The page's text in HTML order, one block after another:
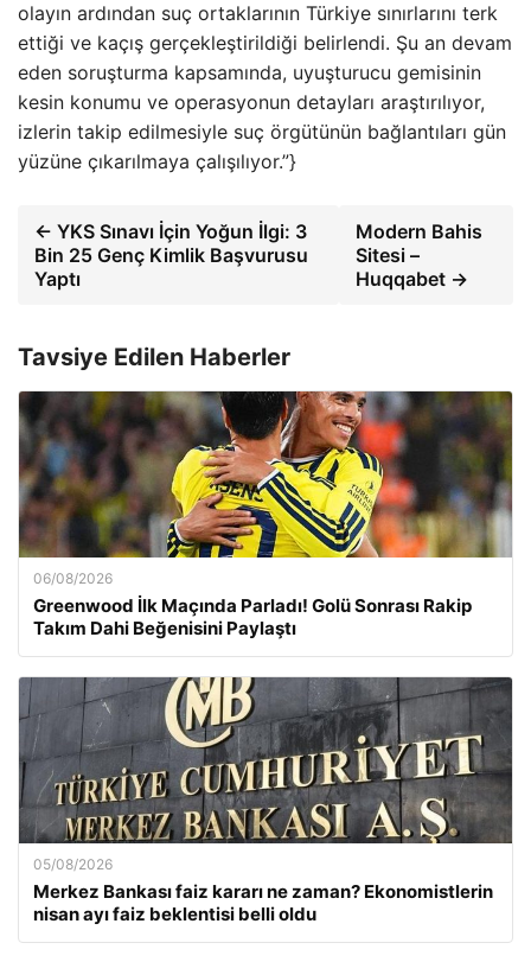
olayın ardından suç ortaklarının Türkiye sınırlarını terk
ettiği ve kaçış gerçekleştirildiği belirlendi. Şu an devam
eden soruşturma kapsamında, uyuşturucu gemisinin
kesin konumu ve operasyonun detayları araştırılıyor,
izlerin takip edilmesiyle suç örgütünün bağlantıları gün
yüzüne çıkarılmaya çalışılıyor.”}
← YKS Sınavı İçin Yoğun İlgi: 3
Bin 25 Genç Kimlik Başvurusu
Yaptı
Modern Bahis
Sitesi –
Huqqabet →
Tavsiye Edilen Haberler
06/08/2026
Greenwood İlk Maçında Parladı! Golü Sonrası Rakip
Takım Dahi Beğenisini Paylaştı
05/08/2026
Merkez Bankası faiz kararı ne zaman? Ekonomistlerin
nisan ayı faiz beklentisi belli oldu